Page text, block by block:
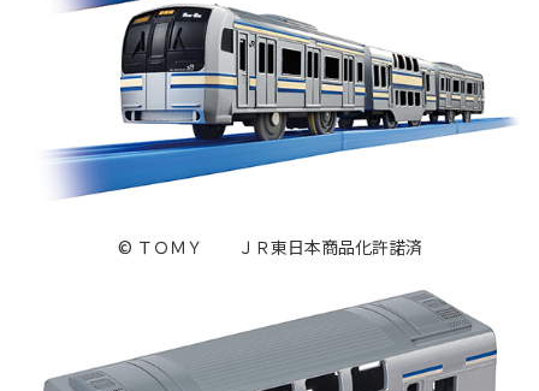
© ＴＯＭＹ ＪＲ東日本商品化許諾済